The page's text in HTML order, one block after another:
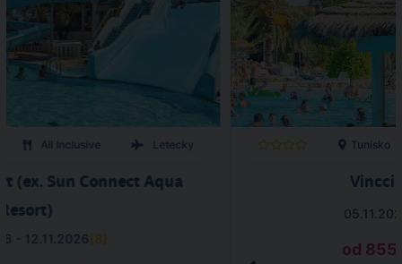
All Inclusive Letecky
(ex. Sun Connect Aqua
Resort)
- 12.11.2026(8)
Tunisko
Vincci
od 855